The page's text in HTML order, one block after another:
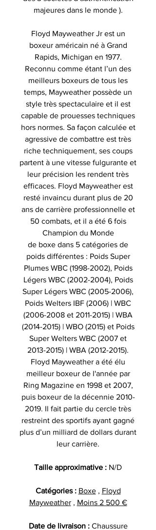
majeures dans le monde ).
Floyd Mayweather Jr est un
boxeur américain né à Grand
Rapids, Michigan en 1977.
Reconnu comme étant l’un des
meilleurs boxeurs de tous les
temps, Mayweather possède un
style très spectaculaire et il est
capable de prouesses techniques
hors normes. Sa façon calculée et
agressive de combattre est très
riche techniquement, ses coups
partent à une vitesse fulgurante et
leur précision les rendent très
efficaces. Floyd Mayweather est
resté invaincu durant plus de 20
ans de carrière professionnelle et
50 combats, et il a été 6 fois
Champion du Monde
de boxe dans 5 catégories de
poids différentes : Poids Super
Plumes WBC (1998-2002), Poids
Légers WBC (2002-2004), Poids
Super Légers WBC (2005-2006),
Poids Welters IBF (2006) | WBC
(2006-2008 et 2011-2015) | WBA
(2014-2015) | WBO (2015) et Poids
Super Welters WBC (2007 et
2013-2015) | WBA (2012-2015).
Floyd Mayweather a été élu
meilleur boxeur de l'année par
Ring Magazine en 1998 et 2007,
puis boxeur de la décennie 2010-
2019. Il fait partie du cercle très
restreint des sportifs ayant gagné
plus d’un milliard de dollars durant
leur carrière.
Taille approximative : N/D
Catégories : Boxe, Floyd
Mayweather, Moins 2 500 €
Date de livraison : Chaussure